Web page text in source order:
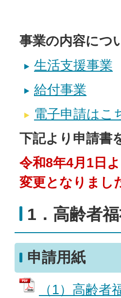
事業の内容につ
生活支援事業
給付事業
電子申請はこ
下記より申請書
令和8年4月1日
変更となりまし
1．高齢者
申請用紙
（1）高齢